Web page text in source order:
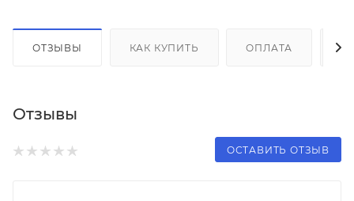
ОТЗЫВЫ КАК КУПИТЬ ОПЛАТА
Отзывы
ОСТАВИТЬ ОТЗЫВ